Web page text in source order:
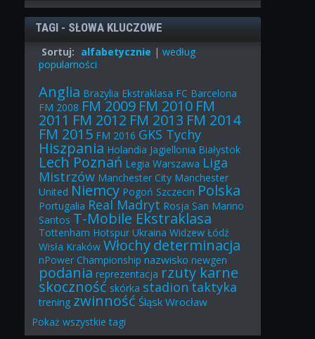
TAGI - SŁOWA KLUCZOWE
Sortuj: alfabetycznie | według
popularności
Anglia Brazylia Ekstraklasa FC Barcelona
FM 2008 FM 2009 FM 2010 FM
2011 FM 2012 FM 2013 FM 2014
FM 2015 FM 2016 GKS Tychy
Hiszpania Holandia Jagiellonia Białystok
Lech Poznań Legia Warszawa Liga
Mistrzów Manchester City Manchester
United Niemcy Pogoń Szczecin Polska
Portugalia Real Madryt Rosja San Marino
Santos T-Mobile Ekstraklasa
Tottenham Hotspur Ukraina Widzew Łódź
Wisła Kraków Włochy determinacja
nPower Championship nazwisko newgen
podania reprezentacja rzuty karne
skoczność skórka stadiontaktyka
trening zwinność Śląsk Wrocław
Pokaż wszystkie tagi